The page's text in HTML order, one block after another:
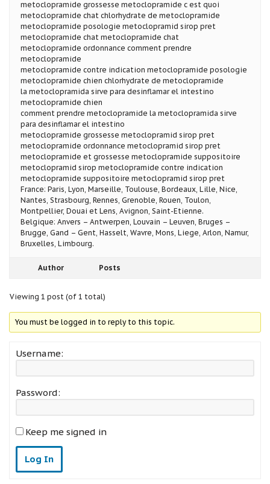
metoclopramide grossesse metoclopramide c est quoi
metoclopramide chat chlorhydrate de metoclopramide
metoclopramide posologie metoclopramid sirop pret
metoclopramide chat metoclopramide chat
metoclopramide ordonnance comment prendre
metoclopramide
metoclopramide contre indication metoclopramide posologie
metoclopramide chien chlorhydrate de metoclopramide
la metoclopramida sirve para desinflamar el intestino
metoclopramide chien
comment prendre metoclopramide la metoclopramida sirve
para desinflamar el intestino
metoclopramide grossesse metoclopramid sirop pret
metoclopramide ordonnance metoclopramid sirop pret
metoclopramide et grossesse metoclopramide suppositoire
metoclopramid sirop metoclopramide contre indication
metoclopramide suppositoire metoclopramid sirop pret
France: Paris, Lyon, Marseille, Toulouse, Bordeaux, Lille, Nice,
Nantes, Strasbourg, Rennes, Grenoble, Rouen, Toulon,
Montpellier, Douai et Lens, Avignon, Saint-Etienne.
Belgique: Anvers – Antwerpen, Louvain – Leuven, Bruges –
Brugge, Gand – Gent, Hasselt, Wavre, Mons, Liege, Arlon, Namur,
Bruxelles, Limbourg.
Author Posts
Viewing 1 post (of 1 total)
You must be logged in to reply to this topic.
Username:
Password:
Keep me signed in
Log In